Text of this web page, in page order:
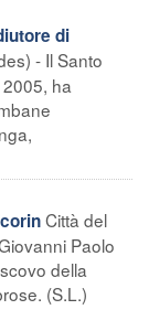
di
- Il Santo
ha
Città del
Paolo
della
(S.L.)